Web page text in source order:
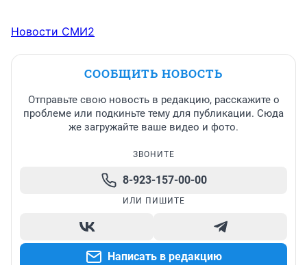
Новости СМИ2
СООБЩИТЬ НОВОСТЬ
Отправьте свою новость в редакцию, расскажите о
проблеме или подкиньте тему для публикации. Сюда
же загружайте ваше видео и фото.
ЗВОНИТЕ
8-923-157-00-00
ИЛИ ПИШИТЕ
Написать в редакцию